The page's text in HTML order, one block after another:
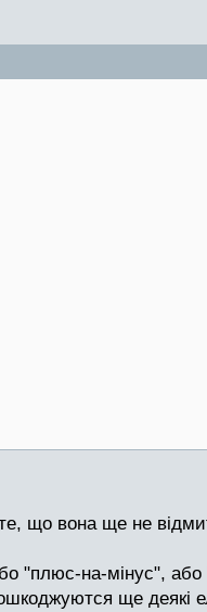
що вона ще не
"плюс-на-мінус", або
ще